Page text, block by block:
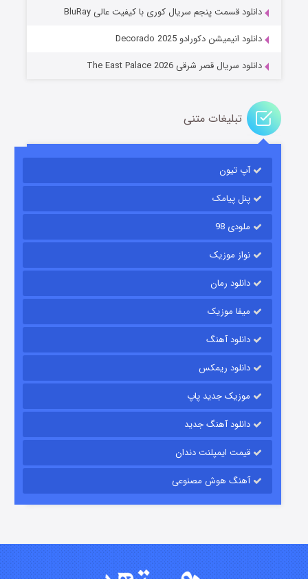
قسمت۲ (زیرنویس) منتشر شد
قسمت
قسمت۷ (زیرنویس) منتشر شد
دانلود قسمت پنجم سریال کوری با کیفیت عالی BluRay
دانلود انیمیشن دکورادو Decorado 2025
دانلود سریال قصر شرقی The East Palace 2026
تبلیغات متنی
آپ تیون
پنل پیامک
ملودی 98
نواز موزیک
دانلود رمان
میفا موزیک
دانلود آهنگ
دانلود ریمکس
موزیک جدید پاپ
دانلود آهنگ جدید
قیمت ایمپلنت دندان
آهنگ هوش مصنوعی